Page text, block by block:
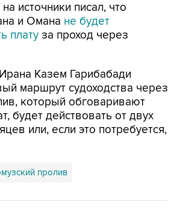
источники писал, что
и Омана не будет
плату за проход через
Казем Гарибабади
маршрут судоходства через
который обговаривают
будет действовать от двух
или, если это потребуется,
пролив